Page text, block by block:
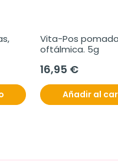
Vita-Pos pomada
oftálmica. 5g
16,95 €
Añadir al